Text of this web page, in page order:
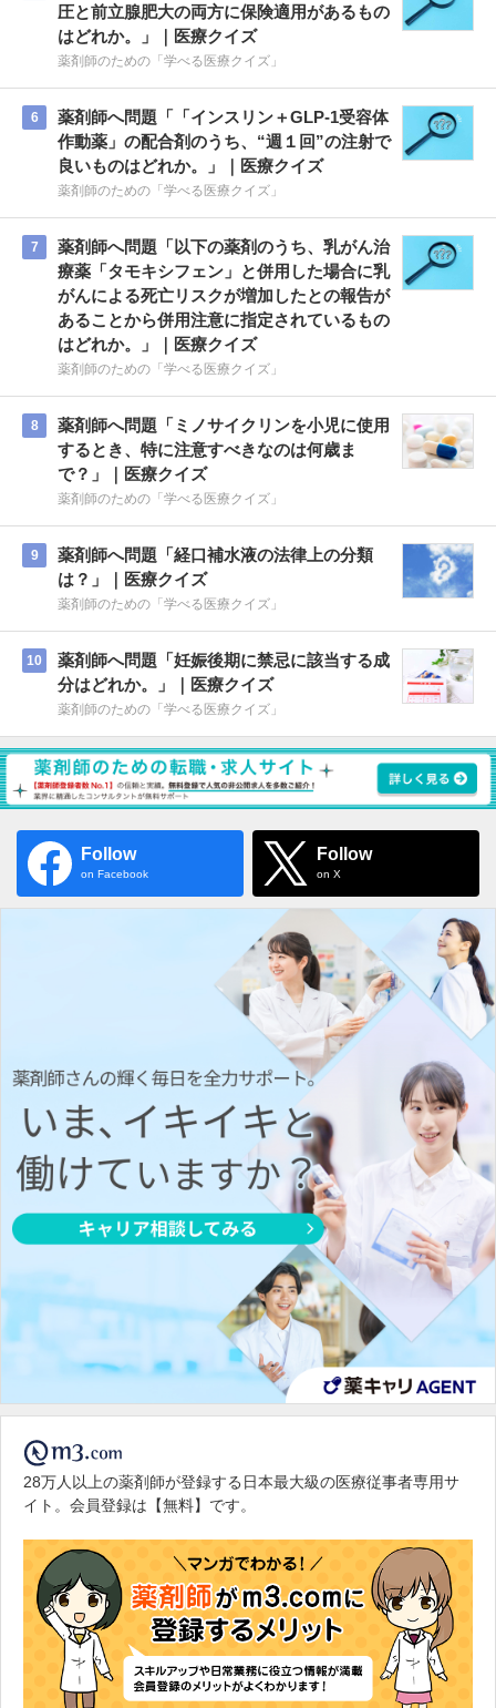
圧と前立腺肥大の両方に保険適用があるもの
はどれか。」｜医療クイズ
薬剤師のための「学べる医療クイズ」
6
薬剤師へ問題「「インスリン＋GLP-1受容体
作動薬」の配合剤のうち、“週１回”の注射で
良いものはどれか。」｜医療クイズ
薬剤師のための「学べる医療クイズ」
7
薬剤師へ問題「以下の薬剤のうち、乳がん治
療薬「タモキシフェン」と併用した場合に乳
がんによる死亡リスクが増加したとの報告が
あることから併用注意に指定されているもの
はどれか。」｜医療クイズ
薬剤師のための「学べる医療クイズ」
8
薬剤師へ問題「ミノサイクリンを小児に使用
するとき、特に注意すべきなのは何歳ま
で？」｜医療クイズ
薬剤師のための「学べる医療クイズ」
9
薬剤師へ問題「経口補水液の法律上の分類
は？」｜医療クイズ
薬剤師のための「学べる医療クイズ」
10
薬剤師へ問題「妊娠後期に禁忌に該当する成
分はどれか。」｜医療クイズ
薬剤師のための「学べる医療クイズ」
Follow
on Facebook
Follow
on X
28万人以上の薬剤師が登録する日本最大級の医療従事者専用サ
イト。会員登録は【無料】です。